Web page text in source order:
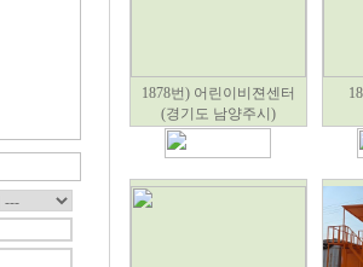
1878번) 어린이비젼센터
(경기도 남양주시)